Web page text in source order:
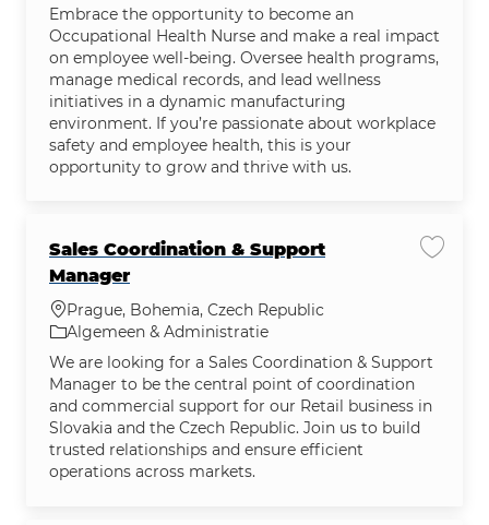
Embrace the opportunity to become an
Occupational Health Nurse and make a real impact
on employee well-being. Oversee health programs,
manage medical records, and lead wellness
initiatives in a dynamic manufacturing
environment. If you’re passionate about workplace
safety and employee health, this is your
opportunity to grow and thrive with us.
Sales Coordination & Support
Manager
Plaats
Prague, Bohemia, Czech Republic
Categorie
Algemeen & Administratie
We are looking for a Sales Coordination & Support
Manager to be the central point of coordination
and commercial support for our Retail business in
Slovakia and the Czech Republic. Join us to build
trusted relationships and ensure efficient
operations across markets.